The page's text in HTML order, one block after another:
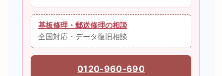
基板修理・郵送修理の相談
全国対応・データ復旧相談
0120-960-690